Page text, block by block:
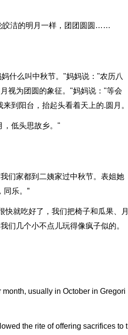
皎洁的明月一样，团团圆圆……
什么叫中秋节。"妈妈说："农历八
视为团圆的象征。"妈妈说："等会
到阳台，抬起头看着天上的.圆月。
，低头思故乡。"
们家都到二姨家过中秋节。表姐她
同乐。”
快就吃好了，我们把椅子和瓜果、月
们几个小不点儿玩得像疯子似的。
usually in October in Gregori
the rite of offering sacrifices to t